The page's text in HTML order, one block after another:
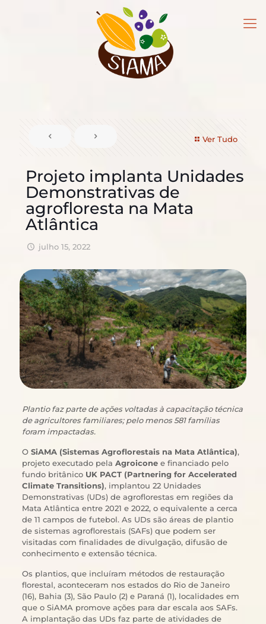
Ver Tudo
Projeto implanta Unidades
Demonstrativas de
agrofloresta na Mata
Atlântica
julho 15, 2022
Plantio faz parte de ações voltadas à capacitação técnica
de agricultores familiares; pelo menos 581 famílias
foram impactadas.
O SiAMA (Sistemas Agroflorestais na Mata Atlântica),
projeto executado pela Agroiconee financiado pelo
fundo britânico UK PACT (Partnering for Accelerated
Climate Transitions), implantou 22 Unidades
Demonstrativas (UDs) de agroflorestas em regiões da
Mata Atlântica entre 2021 e 2022, o equivalente a cerca
de 11 campos de futebol. As UDs são áreas de plantio
de sistemas agroflorestais (SAFs) que podem ser
visitadas com finalidades de divulgação, difusão de
conhecimento e extensão técnica.
Os plantios, que incluíram métodos de restauração
florestal, aconteceram nos estados do Rio de Janeiro
(16), Bahia (3), São Paulo (2) e Paraná (1), localidades em
que o SiAMA promove ações para dar escala aos SAFs.
A implantação das UDs faz parte de atividades de